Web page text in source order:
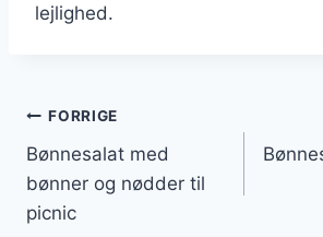
lejlighed.
Indlægsnavigation
FORRIGE
Bønnesalat med
bønner og nødder til
picnic